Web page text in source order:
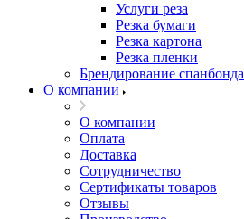
Услуги реза
Резка бумаги
Резка картона
Резка пленки
Брендирование спанбонда
О компании
О компании
Оплата
Доставка
Сотрудничество
Сертификаты товаров
Отзывы